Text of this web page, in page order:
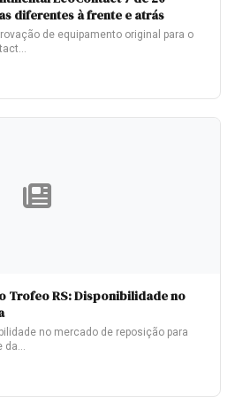
diferentes à frente e atrás
de equipamento original para o
Trofeo RS: Disponibilidade no
no mercado de reposição para
da…